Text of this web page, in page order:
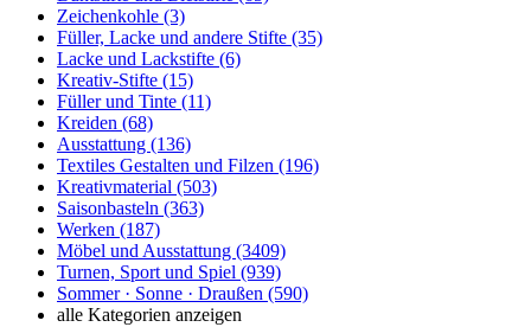
Zeichenkohle (3)
Füller, Lacke und andere Stifte (35)
Lacke und Lackstifte (6)
Kreativ-Stifte (15)
Füller und Tinte (11)
Kreiden (68)
Ausstattung (136)
Textiles Gestalten und Filzen (196)
Kreativmaterial (503)
Saisonbasteln (363)
Werken (187)
Möbel und Ausstattung (3409)
Turnen, Sport und Spiel (939)
Sommer · Sonne · Draußen (590)
alle Kategorien anzeigen